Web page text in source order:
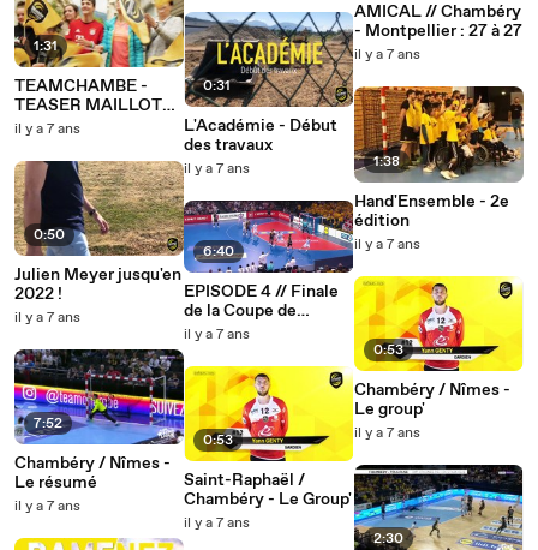
1:31
TEAMCHAMBE -
TEASER MAILLOTS
2019-2020
il y a 7 ans
0:50
Julien Meyer jusqu'en
2022 !
il y a 7 ans
7:52
Chambéry / Nîmes -
Le résumé
il y a 7 ans
0:31
L'Académie - Début
des travaux
il y a 7 ans
6:40
EPISODE 4 // Finale
de la Coupe de
France
il y a 7 ans
0:53
Saint-Raphaël /
Chambéry - Le Group'
il y a 7 ans
AMICAL // Chambéry
- Montpellier : 27 à 27
il y a 7 ans
1:38
Hand'Ensemble - 2e
édition
il y a 7 ans
0:53
Chambéry / Nîmes -
Le group'
il y a 7 ans
2:30